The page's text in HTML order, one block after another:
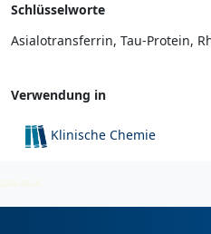
Schlüsselworte
Asialotransferrin, Tau-Protein,
Verwendung in
Klinische Chemie
2026-08-05